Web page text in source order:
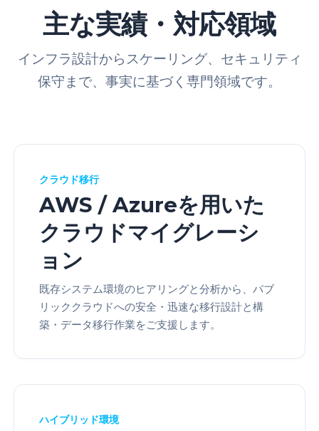
主な実績・対応領域
インフラ設計からスケーリング、セキュリティ
保守まで、事実に基づく専門領域です。
クラウド移行
AWS / Azureを用いた
クラウドマイグレーシ
ョン
既存システム環境のヒアリングと分析から、パブ
リッククラウドへの安全・迅速な移行設計と構
築・データ移行作業をご支援します。
ハイブリッド環境